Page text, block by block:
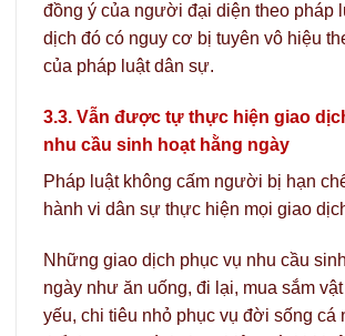
đồng ý của người đại diện theo pháp
dịch đó có nguy cơ bị tuyên vô hiệu
của pháp luật dân sự.
3.3. Vẫn được tự thực hiện giao
nhu cầu sinh hoạt hằng ngày
Pháp luật không cấm người bị hạn
hành vi dân sự thực hiện mọi giao
Những giao dịch phục vụ nhu cầu
ngày như ăn uống, đi lại, mua sắm
yếu, chi tiêu nhỏ phục vụ đời sống cá